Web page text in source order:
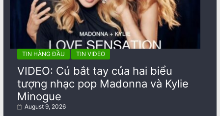
TIN HÀNG ĐẦU TIN VIDEO
VIDEO: Cú bắt tay của hai biểu
tượng nhạc pop Madonna và Kylie
Minogue
August 9, 2026